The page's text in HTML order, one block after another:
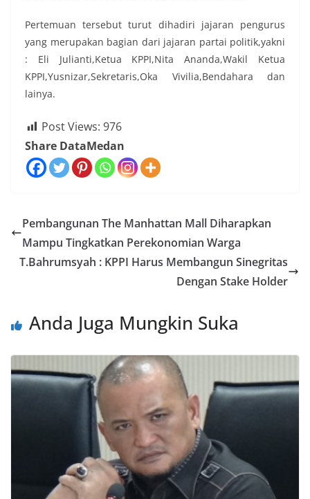
Pertemuan tersebut turut dihadiri jajaran pengurus
yang merupakan bagian dari jajaran partai politik,yakni
: Eli Julianti,Ketua KPPI,Nita Ananda,Wakil Ketua
KPPI,Yusnizar,Sekretaris,Oka Vivilia,Bendahara dan
lainya.
Post Views: 976
Share DataMedan
Pembangunan The Manhattan Mall Diharapkan
Mampu Tingkatkan Perekonomian Warga
T.Bahrumsyah : KPPI Harus Membangun Sinegritas
Dengan Stake Holder
Anda Juga Mungkin Suka